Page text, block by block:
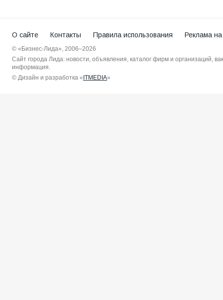
О сайте Контакты Правила использования Реклама
© «Бизнес-Лида», 2006–2026
Сайт города Лида: новости, объявления, каталог фирм и организаций,
информация.
© Дизайн и разработка « ITMEDIA»